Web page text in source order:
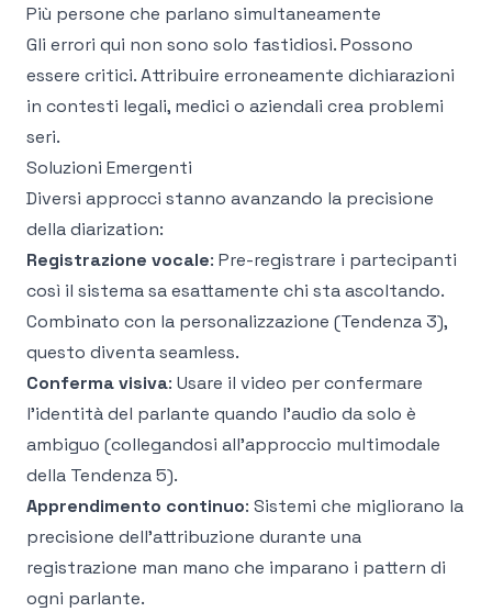
Più persone che parlano simultaneamente
Gli errori qui non sono solo fastidiosi. Possono
essere critici. Attribuire erroneamente dichiarazioni
in contesti legali, medici o aziendali crea problemi
seri.
Soluzioni Emergenti
Diversi approcci stanno avanzando la precisione
della diarization:
Registrazione vocale: Pre-registrare i partecipanti
così il sistema sa esattamente chi sta ascoltando.
Combinato con la personalizzazione (Tendenza 3),
questo diventa seamless.
Conferma visiva: Usare il video per confermare
l'identità del parlante quando l'audio da solo è
ambiguo (collegandosi all'approccio multimodale
della Tendenza 5).
Apprendimento continuo: Sistemi che migliorano la
precisione dell'attribuzione durante una
registrazione man mano che imparano i pattern di
ogni parlante.